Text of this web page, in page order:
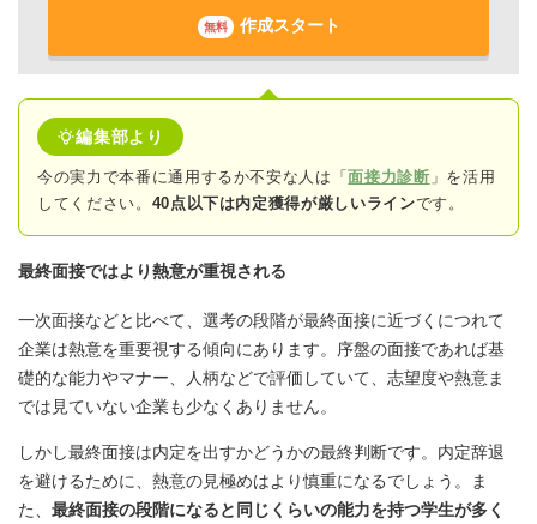
無料 作成スタート
編集部より
今の実力で本番に通用するか不安な人は「面接力診断 」を活用
してください。 40点以下は内定獲得が厳しいラインです。
最終面接ではより熱意が重視される
一次面接などと比べて、選考の段階が最終面接に近づくにつれて
企業は熱意を重要視する傾向にあります。序盤の面接であれば基
礎的な能力やマナー、人柄などで評価していて、志望度や熱意ま
では見ていない企業も少なくありません。
しかし最終面接は内定を出すかどうかの最終判断です。内定辞退
を避けるために、熱意の見極めはより慎重になるでしょう。ま
た、 最終面接の段階になると同じくらいの能力を持つ学生が多く